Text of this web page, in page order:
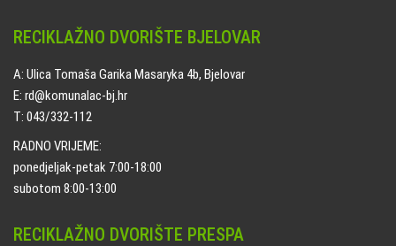
RECIKLAŽNO DVORIŠTE BJELOVAR
A: Ulica Tomaša Garika Masaryka 4b, Bjelovar
E: rd@komunalac-bj.hr
T: 043/332-112
RADNO VRIJEME:
ponedjeljak-petak 7:00-18:00
subotom 8:00-13:00
RECIKLAŽNO DVORIŠTE PRESPA